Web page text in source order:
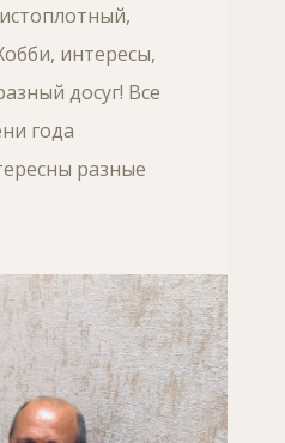
интересы,
досуг! Все
года
разные